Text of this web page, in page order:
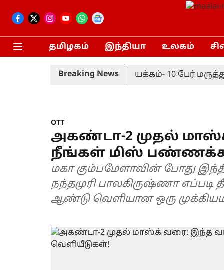
தமிழகம் இந்தியா உலகம்
Breaking News
அடுத்தடுத்து மயக்கம்- 10 பேர்
OTT
அகண்டா-2 முதல்
நீங்கள் மிஸ்
மகா கும்பமேளாவின் போது
நந்தமுரி பாலகிருஷ்ணா
ஆண்டு வெளியான ஒரு